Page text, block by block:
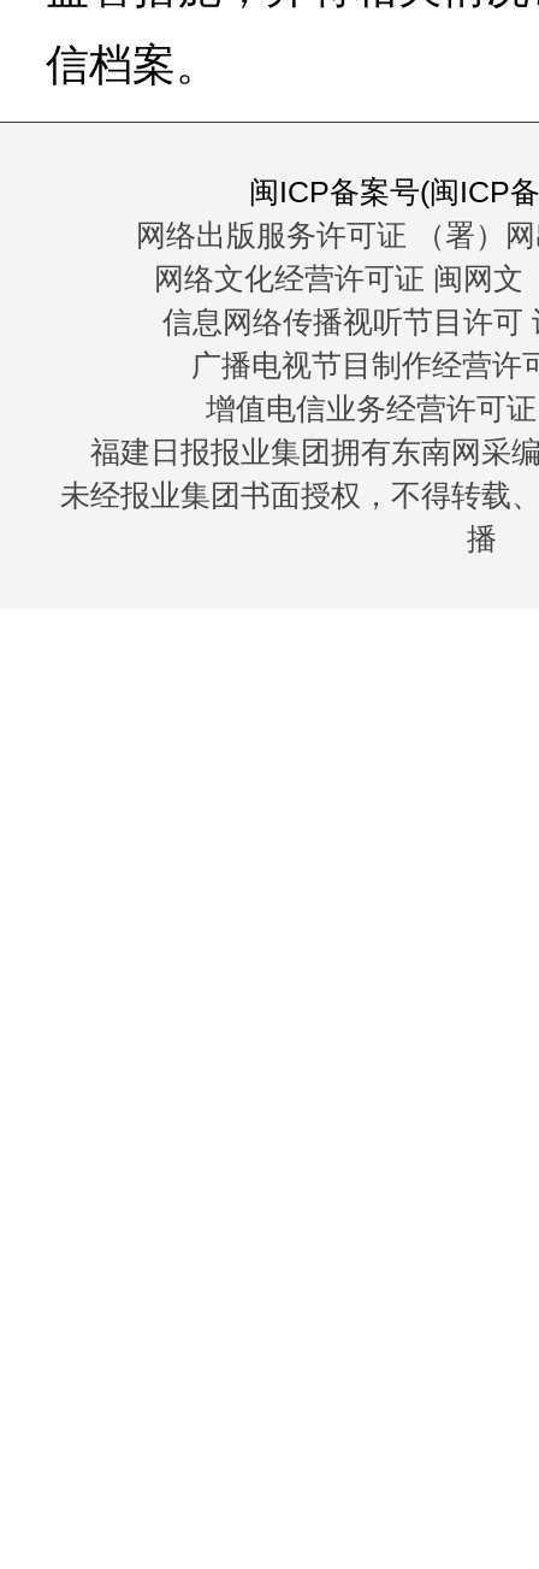
信档案。
闽ICP备案号(闽ICP
网络出版服务许可证 （署）
网络文化经营许可证 闽网文
信息网络传播视听节目许可
广播电视节目制作经营许
增值电信业务经营许可
福建日报报业集团拥有东南网采
未经报业集团书面授权，不得转载
播